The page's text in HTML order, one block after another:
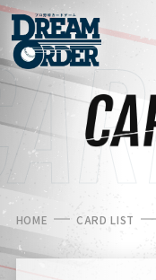
HOME CARD LIST